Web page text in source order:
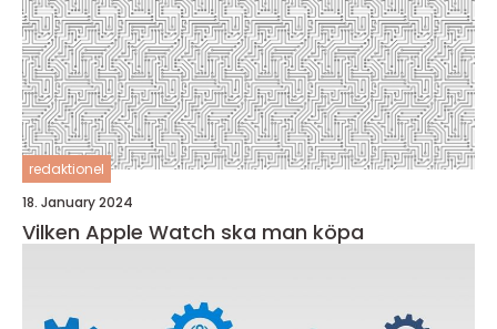
redaktionel
18. January 2024
Vilken Apple Watch ska man köpa